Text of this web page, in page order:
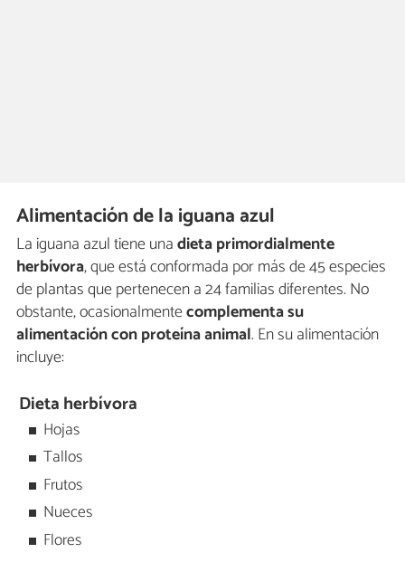
Alimentación de la iguana azul
La iguana azul tiene unadieta primordialmente
herbívora, que está conformada por más de 45 especies
de plantas que pertenecen a 24 familias diferentes. No
obstante, ocasionalmentecomplementa su
alimentación con proteína animal. En su alimentación
incluye:
Dieta herbívora
Hojas
Tallos
Frutos
Nueces
Flores